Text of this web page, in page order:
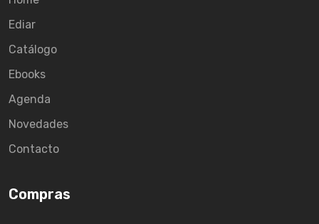
Ediar
Catálogo
Ebooks
Agenda
Novedades
Contacto
Compras